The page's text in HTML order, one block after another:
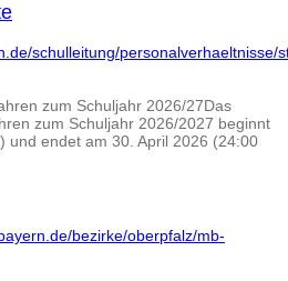
schulleitung/personalverhaeltnisse/
zum Schuljahr 2026/27Das
zum Schuljahr 2026/2027 beginnt
und endet am 30. April 2026 (24:00
bezirke/oberpfalz/mb-